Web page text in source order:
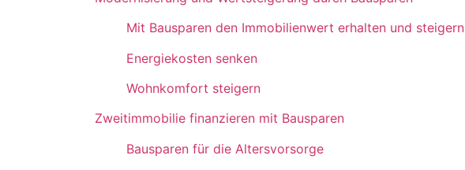
Mit Bausparen den Immobilienwert erhalten und steigern
Energiekosten senken
Wohnkomfort steigern
Zweitimmobilie finanzieren mit Bausparen
Bausparen für die Altersvorsorge